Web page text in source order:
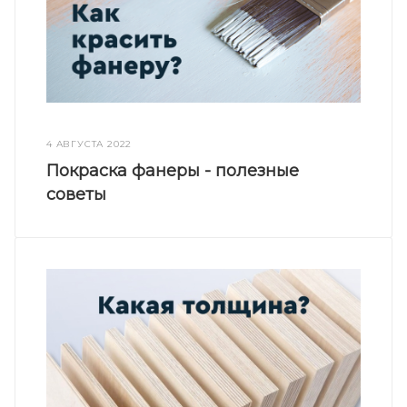
4 АВГУСТА 2022
Покраска фанеры - полезные
советы